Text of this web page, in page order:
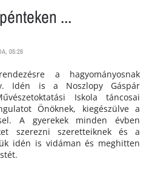
...
05:28
a hagyományosnak
Idén is a Noszlopy Gáspár
Iskola táncosai
Önöknek, kiegészülve a
A gyerekek minden évben
szerezni szeretteiknek és a
idén is vidáman és meghitten